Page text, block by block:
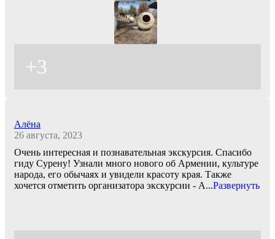
+3
Алёна
26 августа, 2023
Очень интересная и познавательная экскурсия. Спасибо
гиду Сурену! Узнали много нового об Армении, культуре
народа, его обычаях и увидели красоту края. Также
хочется отметить организатора экскурсии - А...Развернуть